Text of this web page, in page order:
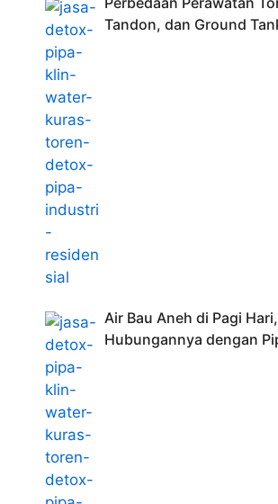
Tandon, dan Ground
Air Bau Aneh di Pagi
Hubungannya dengan